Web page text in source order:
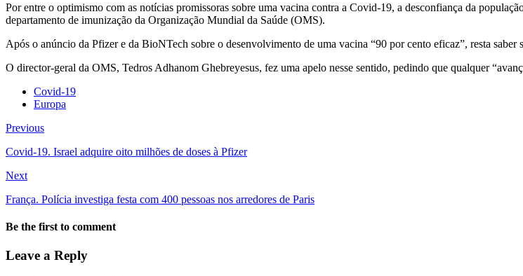
Por entre o optimismo com as notícias promissoras sobre uma vacina contra a Covid-19, a desconfiança da
departamento de imunização da Organização Mundial da Saúde (OMS).
Após o anúncio da Pfizer e da BioNTech sobre o desenvolvimento de uma vacina “90 por cento eficaz”, resta saber
O director-geral da OMS, Tedros Adhanom Ghebreyesus, fez uma apelo nesse sentido, pedindo que qualquer
Covid-19
Europa
Previous
Covid-19. Israel adquire oito milhões de doses à Pfizer
Next
França. Polícia investiga festa com 400 pessoas nos arredores de Paris
Be the first to comment
Leave a Reply